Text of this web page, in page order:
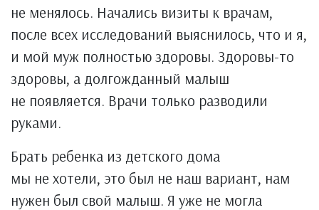
не менялось. Начались визиты к врачам,
после всех исследований выяснилось, что и я,
и мой муж полностью здоровы. Здоровы-то
здоровы, а долгожданный малыш
не появляется. Врачи только разводили
руками.
Брать ребенка из детского дома
мы не хотели, это был не наш вариант, нам
нужен был свой малыш. Я уже не могла